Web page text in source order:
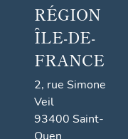
RÉGION
ÎLE-DE-
FRANCE
2, rue Simone
Veil
93400 Saint-